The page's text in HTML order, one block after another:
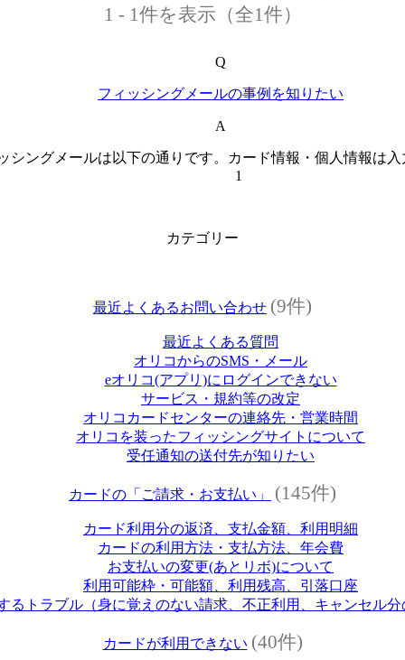
1 - 1件を表示（全1件）
Q
フィッシングメールの事例を知りたい
A
シングメールは以下の通りです。カード情報・個人情報は
1
カテゴリー
最近よくあるお問い合わせ (9件)
最近よくある質問
オリコからのSMS・メール
eオリコ(アプリ)にログインできない
サービス・規約等の改定
オリコカードセンターの連絡先・営業時間
オリコを装ったフィッシングサイトについて
受任通知の送付先が知りたい
カードの「ご請求・お支払い」 (145件)
カード利用分の返済、支払金額、利用明細
カードの利用方法・支払方法、年会費
お支払いの変更(あとリボ)について
利用可能枠・可能額、利用残高、引落口座
るトラブル（身に覚えのない請求、不正利用、キャンセル
カードが利用できない (40件)